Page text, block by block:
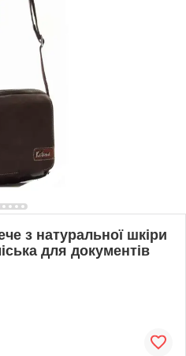
з натуральної шкіри
для документів